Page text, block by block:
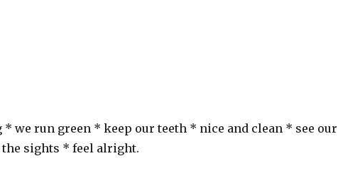
* we run green * keep our teeth * nice and clean * see our
sights * feel alright.